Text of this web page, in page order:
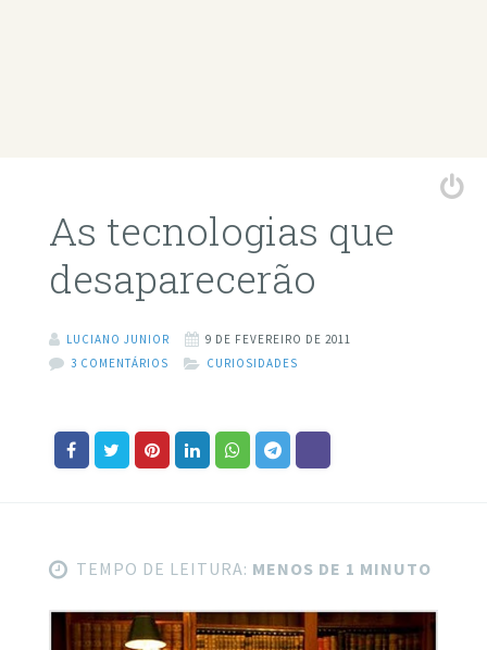
As tecnologias que
desaparecerão
LUCIANO JUNIOR
9 DE FEVEREIRO DE 2011
3 COMENTÁRIOS
CURIOSIDADES
TEMPO DE LEITURA: MENOS DE 1 MINUTO